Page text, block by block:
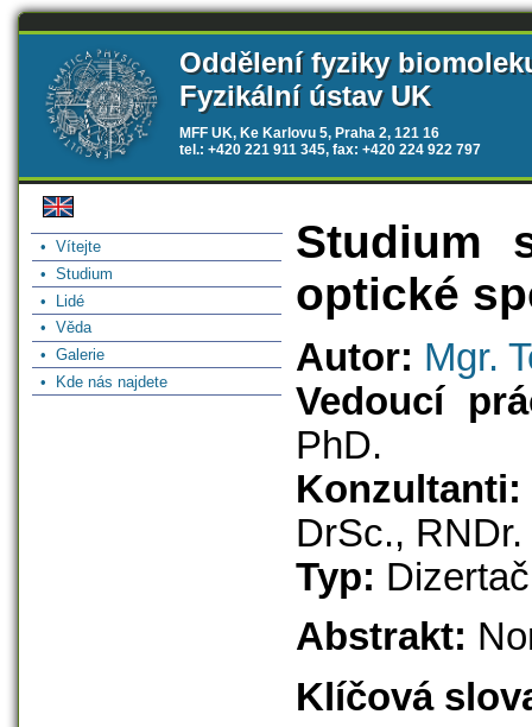
Oddělení fyziky
Fyzikální ústav UK
MFF UK, Ke Karlovu 5, Praha 2, 121 16
tel.: +420 221 911 345, fax: +420 224 922 797
• Vítejte
• Studium
• Lidé
• Věda
• Galerie
• Kde nás najdete
Studium
optické
Autor: Mgr.
Vedoucí
PhD.
Konzultanti:
DrSc.,
Typ:
Abstrakt:
Klíčová